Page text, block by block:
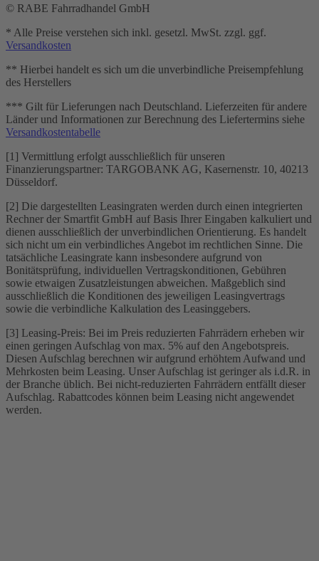
© RABE Fahrradhandel GmbH
* Alle Preise verstehen sich inkl. gesetzl. MwSt. zzgl. ggf.
Versandkosten
** Hierbei handelt es sich um die unverbindliche Preisempfehlung
des Herstellers
*** Gilt für Lieferungen nach Deutschland. Lieferzeiten für andere
Länder und Informationen zur Berechnung des Liefertermins siehe
Versandkostentabelle
[1] Vermittlung erfolgt ausschließlich für unseren
Finanzierungspartner: TARGOBANK AG, Kasernenstr. 10, 40213
Düsseldorf.
[2] Die dargestellten Leasingraten werden durch einen integrierten
Rechner der Smartfit GmbH auf Basis Ihrer Eingaben kalkuliert und
dienen ausschließlich der unverbindlichen Orientierung. Es handelt
sich nicht um ein verbindliches Angebot im rechtlichen Sinne. Die
tatsächliche Leasingrate kann insbesondere aufgrund von
Bonitätsprüfung, individuellen Vertragskonditionen, Gebühren
sowie etwaigen Zusatzleistungen abweichen. Maßgeblich sind
ausschließlich die Konditionen des jeweiligen Leasingvertrags
sowie die verbindliche Kalkulation des Leasinggebers.
[3] Leasing-Preis: Bei im Preis reduzierten Fahrrädern erheben wir
einen geringen Aufschlag von max. 5% auf den Angebotspreis.
Diesen Aufschlag berechnen wir aufgrund erhöhtem Aufwand und
Mehrkosten beim Leasing. Unser Aufschlag ist geringer als i.d.R. in
der Branche üblich. Bei nicht-reduzierten Fahrrädern entfällt dieser
Aufschlag. Rabattcodes können beim Leasing nicht angewendet
werden.